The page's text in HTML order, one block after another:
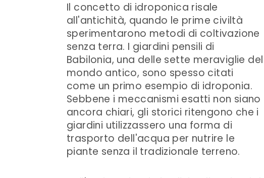
Il concetto di idroponica risale
all'antichità, quando le prime civiltà
sperimentarono metodi di coltivazione
senza terra. I giardini pensili di
Babilonia, una delle sette meraviglie del
mondo antico, sono spesso citati
come un primo esempio di idroponia.
Sebbene i meccanismi esatti non siano
ancora chiari, gli storici ritengono che i
giardini utilizzassero una forma di
trasporto dell'acqua per nutrire le
piante senza il tradizionale terreno.